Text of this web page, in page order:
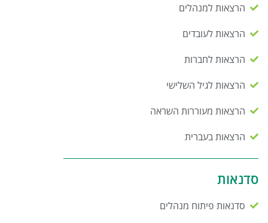
הרצאות למנהלים
הרצאות לעובדים
הרצאות לחברות
הרצאות לגיל השלישי
הרצאות מעוררות השראה
הרצאות בעברית
סדנאות
סדנאות פיתוח מנהלים